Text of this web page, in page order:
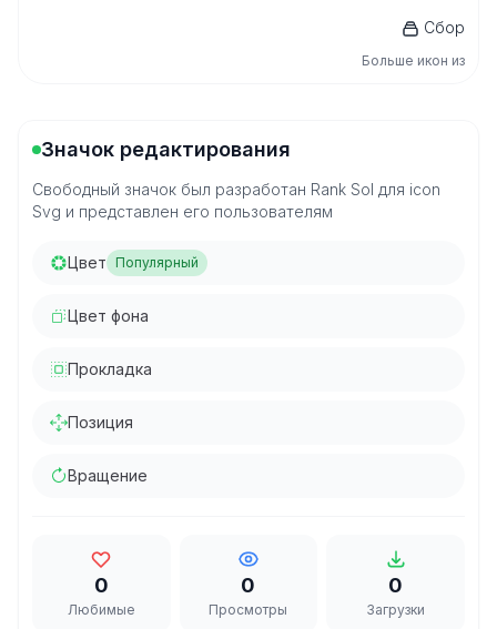
Сбор
Больше икон из
Значок редактирования
Свободный значок был разработан Rank Sol для icon
Svg и представлен его пользователям
Цвет Популярный
Цвет фона
Прокладка
Позиция
Вращение
0
Любимые
0
Просмотры
0
Загрузки